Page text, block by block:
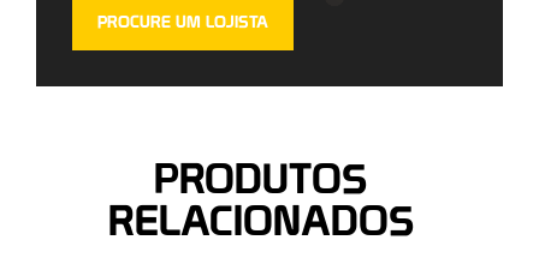
PROCURE UM LOJISTA
PRODUTOS
RELACIONADOS